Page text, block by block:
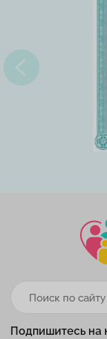
Подпишитесь на